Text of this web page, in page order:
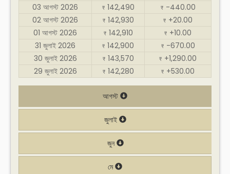
03 আগস্ট 2026
₹ 142,490 ₹ -440.00
02 আগস্ট 2026
₹ 142,930 ₹ +20.00
01 আগস্ট 2026
₹ 142,910 ₹ +10.00
31 জুলাই 2026
₹ 142,900 ₹ -670.00
30 জুলাই 2026
₹ 143,570 ₹ +1,290.00
29 জুলাই 2026
₹ 142,280 ₹ +530.00
আগস্ট
জুলাই
জুন
মে